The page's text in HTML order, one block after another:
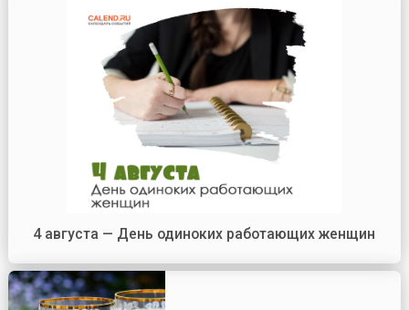
4 августа — День одиноких работающих женщин